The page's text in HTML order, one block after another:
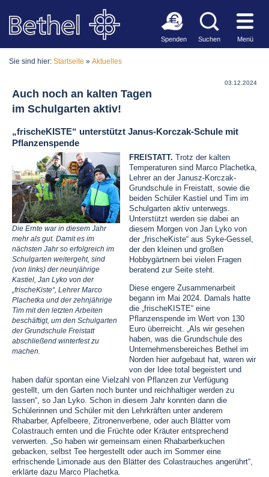
Spenden Suchen Menü
Sie sind hier: Startseite » Aktuelles
03.12.2024
Auch noch an kalten Tagen
im Schulgarten aktiv!
„frischeKISTE“ unterstützt Janus-Korczak-Schule mit
Pflanzenspende
Die Ernte war in diesem Jahr
mehr als gut. Damit es im
nächsten Jahr so erfolgreich im
Schulgarten weitergeht, sind
(von links) der neunjährige
Kastiel, Jan Lyko von der
„frischeKiste“, Lehrer Marco
Plachetka und der zehnjährige
Tim mit den letzten Arbeiten
beschäftigt, um den Schulgarten
der Grundschule Freistatt
abschließend winterfest zu
machen.
FREISTATT. Trotz der kalten
Temperaturen sind Marco Plachetka,
Lehrer an der Janusz-Korczak-
Grundschule in Freistatt, sowie die
beiden Schüler Kastiel und Tim im
Schulgarten aktiv unterwegs.
Unterstützt werden sie dabei an
diesem Morgen von Jan Lyko von
der „frischeKiste“ aus Syke-Gessel,
der den kleinen und großen
Hobbygärtnern bei vielen Fragen
beratend zur Seite steht.
Diese engere Zusammenarbeit
begann im Mai 2024. Damals hatte
die „frischeKISTE“ eine
Pflanzenspende im Wert von 130
Euro überreicht. „Als wir gesehen
haben, was die Grundschule des
Unternehmensbereiches Bethel im
Norden hier aufgebaut hat, waren wir
von der Idee total begeistert und
haben dafür spontan eine Vielzahl von Pflanzen zur Verfügung
gestellt, um den Garten noch bunter und reichhaltiger werden zu
lassen“, so Jan Lyko. Schon in diesem Jahr konnten dann die
Schülerinnen und Schüler mit den Lehrkräften unter anderem
Rhabarber, Apfelbeere, Zitronenverbene, oder auch Blätter vom
Colastrauch ernten und die Früchte oder Kräuter entsprechend
verwerten. „So haben wir gemeinsam einen Rhabarberkuchen
gebacken, selbst Tee hergestellt oder auch im Sommer eine
erfrischende Limonade aus den Blätter des Colastrauches angerührt“,
erklärte dazu Marco Plachetka.